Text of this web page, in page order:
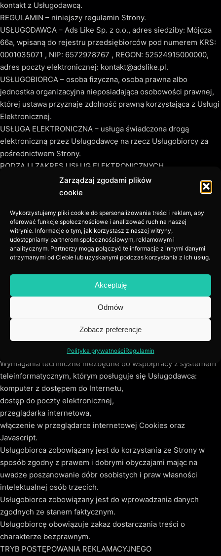
Zarządzaj zgodami plików
cookie
Wykorzystujemy pliki cookie do spersonalizowania treści i reklam, aby
oferować funkcje społecznościowe i analizować ruch na naszej
witrynie. Informacje o tym, jak korzystasz z naszej witryny,
udostępniamy partnerom społecznościowym, reklamowym i
analitycznym. Partnerzy mogą połączyć te informacje z innymi danymi
otrzymanymi od Ciebie lub uzyskanymi podczas korzystania z ich usług.
Akceptuję
Odmów
Zobacz preferencje
Polityka prywatnościRegulamin
kontakt z Usługodawcą.
REGULAMIN – niniejszy regulamin Strony.
USŁUGODAWCA – Ads Like Sp. z o.o., adres siedziby: Mójcza
66a, wpisaną do rejestru przedsiębiorców pod numerem KRS:
0001035071 , NIP: 6572978767 , REGON: 52524915000000,
adres poczty elektronicznej: kontakt@adslike.pl.
USŁUGOBIORCA – osoba fizyczna, osoba prawna albo
jednostka organizacyjna nieposiadająca osobowości prawnej,
której ustawa przyznaje zdolność prawną korzystająca z Usługi
Elektronicznej.
USŁUGA ELEKTRONICZNA – usługa świadczona drogą
elektroniczną przez Usługodawcę na rzecz Usługobiorcy za
pośrednictwem Strony.
RODZAJ I ZAKRES USŁUG ELEKTRONICZNYCH
Usługodawca umożliwia za pośrednictwem Strony korzystanie
z Usług Elektronicznych takich jak:
Świadczenie Usług Elektronicznych na rzecz Usługobiorców
odbywa się na warunkach określonych w Regulaminie.
WARUNKI ŚWIADCZENIA I ZAWIERANIA UMÓW O
ŚWIADCZENIE USŁUG ELEKTRONICZNYCH
pkt. 1 Regulaminu przez Usługodawcę jest nieodpłatne.
Okres na jaki umowa zostaje zawarta:
umowa o świadczenie Usługi Elektronicznej polegającej na
umożliwieniu wysłania wiadomości za pośrednictwem
Formularza Kontaktowego zawierana jest na czas oznaczony i
ulega rozwiązaniu z chwilą wysłania wiadomości albo
zaprzestania jej wysyłania przez Usługobiorcę.
Wymagania techniczne niezbędne do współpracy z systemem
teleinformatycznym, którym posługuje się Usługodawca:
komputer z dostępem do Internetu,
dostęp do poczty elektronicznej,
przeglądarka internetowa,
włączenie w przeglądarce internetowej Cookies oraz
Javascript.
Usługobiorca zobowiązany jest do korzystania ze Strony w
sposób zgodny z prawem i dobrymi obyczajami mając na
uwadze poszanowanie dóbr osobistych i praw własności
intelektualnej osób trzecich.
Usługobiorca zobowiązany jest do wprowadzania danych
zgodnych ze stanem faktycznym.
Usługobiorcę obowiązuje zakaz dostarczania treści o
charakterze bezprawnym.
TRYB POSTĘPOWANIA REKLAMACYJNEGO